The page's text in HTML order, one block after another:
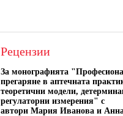
Рецензии
За монографията "
прегаряне в аптечната
теоретични модели,
регулаторни измерения" с
автори Мария Иванова и